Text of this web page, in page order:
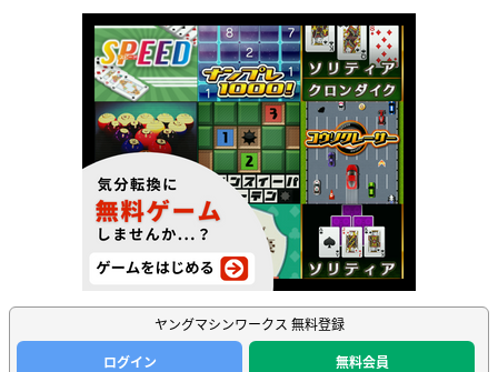
ヤングマシンワークス 無料登録
ログイン
無料会員